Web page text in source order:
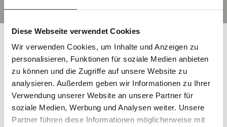
Diese Webseite verwendet Cookies
Wir verwenden Cookies, um Inhalte und Anzeigen zu
personalisieren, Funktionen für soziale Medien anbieten
zu können und die Zugriffe auf unsere Website zu
analysieren. Außerdem geben wir Informationen zu Ihrer
Verwendung unserer Website an unsere Partner für
soziale Medien, Werbung und Analysen weiter. Unsere
Partner führen diese Informationen möglicherweise mit
@raum_blick – Finden Sie auch
Inspiration auf unserem Instagram-
Kanal